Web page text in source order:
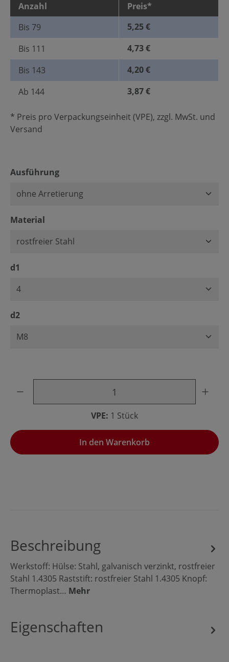
Anzahl
Preis*
Bis 79
5,25 €
Bis 111
4,73 €
Bis 143
4,20 €
Ab 144 3,87 €
* Preis pro Verpackungseinheit (VPE), zzgl. MwSt. und
Versand
Ausführungauswählen
Material
d1
d2auswählen
VPE: 1 Stück
In den Warenkorb
Beschreibung
Werkstoff: Hülse: Stahl, galvanisch verzinkt, rostfreier
Stahl 1.4305 Raststift: rostfreier Stahl 1.4305 Knopf:
Thermoplast… Mehr
Eigenschaften